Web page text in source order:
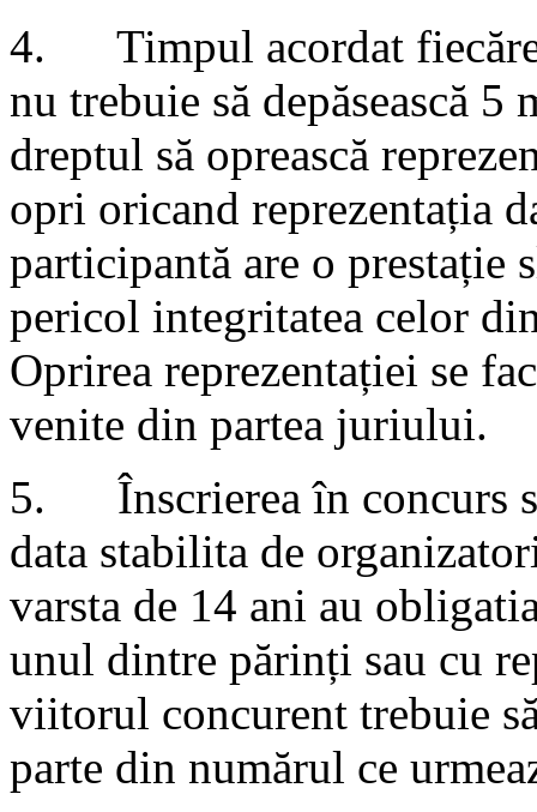
4. Timpul acordat fiecărei
nu trebuie să depăsească
dreptul să oprească
opri oricand reprezentația
participantă are o prestație
pericol integritatea celor
Oprirea reprezentației se
venite din partea juriului.
5. Înscrierea în concurs
data stabilita de
varsta de 14 ani au
unul dintre părinți sau cu
viitorul concurent trebuie
parte din numărul ce